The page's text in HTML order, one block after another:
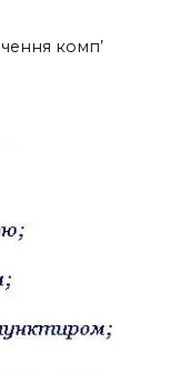
комп’